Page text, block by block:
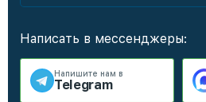
Написать в мессенджеры:
Напишите нам в
Telegram